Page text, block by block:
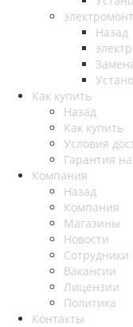
Назад
Как купить
Назад
Как купить
Условия
Гарантия
Компания
Назад
Компания
Магазины
Новости
Сотрудники
Вакансии
Лицензии
Политика
Контакты